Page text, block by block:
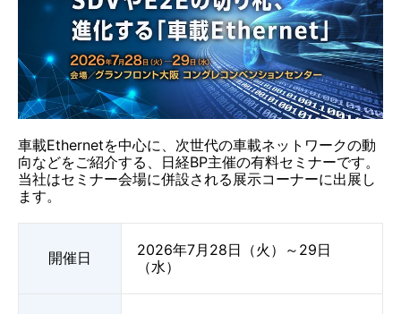
車載Ethernetを中心に、次世代の車載ネットワークの動
向などをご紹介する、日経BP主催の有料セミナーです。
当社はセミナー会場に併設される展示コーナーに出展し
ます。
開催日
2026年7月28日（火）～29日
（水）